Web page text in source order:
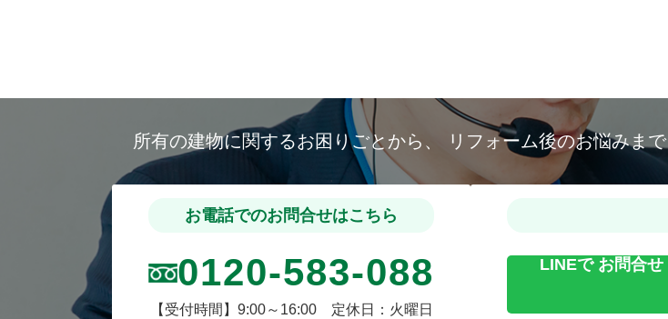
所有の建物に関するお困りごとから、 リフォーム後のお悩みまで
お電話でのお問合せはこちら
0120-583-088
【受付時間】9:00～16:00 定休日：火曜日
LINEで お問合せ